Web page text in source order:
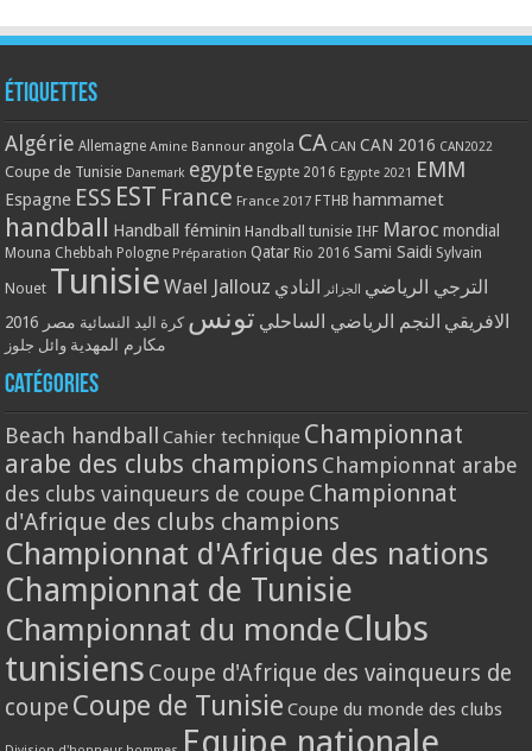
Étiquettes
Algérie Allemagne Amine Bannour angola CA CAN CAN 2016 CAN2022
Coupe de Tunisie Danemark egypte Egypte 2016 Egypte 2021 EMM
Espagne ESS EST France France 2017 FTHB hammamet
handball Handball féminin Handball tunisie IHF Maroc mondial
Mouna Chebbah Pologne Préparation Qatar Rio 2016 Sami Saidi Sylvain
Nouet Tunisie Wael Jallouz الترجي الرياضي الجزائر النادي
الافريقي النجم الرياضي الساحلي تونس كرة اليد النسائية مصر 2016
مكارم المهدية وائل جلوز
Catégories
Beach handball Cahier technique Championnat
arabe des clubs champions Championnat arabe
des clubs vainqueurs de coupe Championnat
d'Afrique des clubs champions
Championnat d'Afrique des nations
Championnat de Tunisie
Championnat du monde Clubs
tunisiens Coupe d'Afrique des vainqueurs de
coupe Coupe de Tunisie Coupe du monde des clubs
Equipe nationale